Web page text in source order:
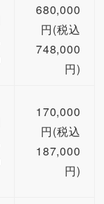
680,000
円(税込
748,000
円)
170,000
円(税込
187,000
円)